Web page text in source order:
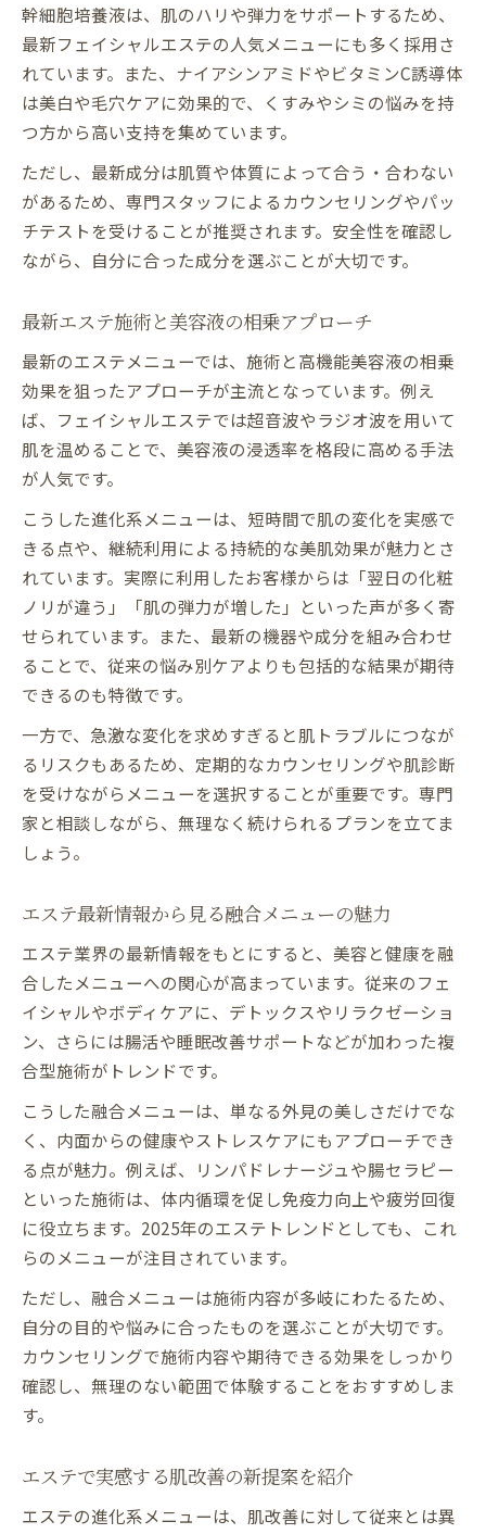
幹細胞培養液は、肌のハリや弾力をサポートするため、
最新フェイシャルエステの人気メニューにも多く採用さ
れています。また、ナイアシンアミドやビタミンC誘導体
は美白や毛穴ケアに効果的で、くすみやシミの悩みを持
つ方から高い支持を集めています。
ただし、最新成分は肌質や体質によって合う・合わない
があるため、専門スタッフによるカウンセリングやパッ
チテストを受けることが推奨されます。安全性を確認し
ながら、自分に合った成分を選ぶことが大切です。
最新エステ施術と美容液の相乗アプローチ
最新のエステメニューでは、施術と高機能美容液の相乗
効果を狙ったアプローチが主流となっています。例え
ば、フェイシャルエステでは超音波やラジオ波を用いて
肌を温めることで、美容液の浸透率を格段に高める手法
が人気です。
こうした進化系メニューは、短時間で肌の変化を実感で
きる点や、継続利用による持続的な美肌効果が魅力とさ
れています。実際に利用したお客様からは「翌日の化粧
ノリが違う」「肌の弾力が増した」といった声が多く寄
せられています。また、最新の機器や成分を組み合わせ
ることで、従来の悩み別ケアよりも包括的な結果が期待
できるのも特徴です。
一方で、急激な変化を求めすぎると肌トラブルにつなが
るリスクもあるため、定期的なカウンセリングや肌診断
を受けながらメニューを選択することが重要です。専門
家と相談しながら、無理なく続けられるプランを立てま
しょう。
エステ最新情報から見る融合メニューの魅力
エステ業界の最新情報をもとにすると、美容と健康を融
合したメニューへの関心が高まっています。従来のフェ
イシャルやボディケアに、デトックスやリラクゼーショ
ン、さらには腸活や睡眠改善サポートなどが加わった複
合型施術がトレンドです。
こうした融合メニューは、単なる外見の美しさだけでな
く、内面からの健康やストレスケアにもアプローチでき
る点が魅力。例えば、リンパドレナージュや腸セラピー
といった施術は、体内循環を促し免疫力向上や疲労回復
に役立ちます。2025年のエステトレンドとしても、これ
らのメニューが注目されています。
ただし、融合メニューは施術内容が多岐にわたるため、
自分の目的や悩みに合ったものを選ぶことが大切です。
カウンセリングで施術内容や期待できる効果をしっかり
確認し、無理のない範囲で体験することをおすすめしま
す。
エステで実感する肌改善の新提案を紹介
エステの進化系メニューは、肌改善に対して従来とは異